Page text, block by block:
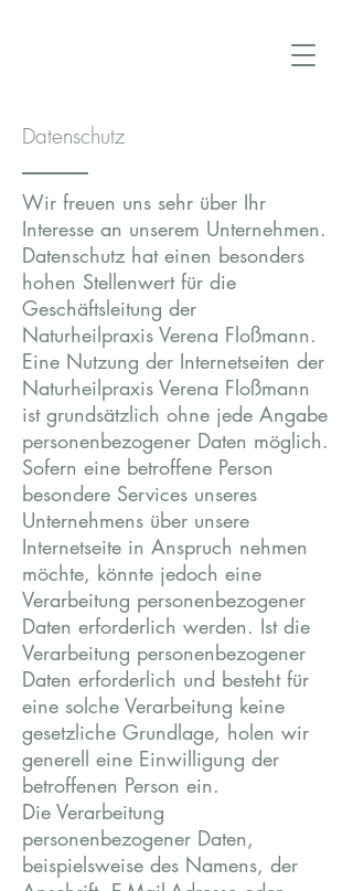
Datenschutz
Wir freuen uns sehr über Ihr
Interesse an unserem Unternehmen.
Datenschutz hat einen besonders
hohen Stellenwert für die
Geschäftsleitung der
Naturheilpraxis Verena Floßmann.
Eine Nutzung der Internetseiten der
Naturheilpraxis Verena Floßmann
ist grundsätzlich ohne jede Angabe
personenbezogener Daten möglich.
Sofern eine betroffene Person
besondere Services unseres
Unternehmens über unsere
Internetseite in Anspruch nehmen
möchte, könnte jedoch eine
Verarbeitung personenbezogener
Daten erforderlich werden. Ist die
Verarbeitung personenbezogener
Daten erforderlich und besteht für
eine solche Verarbeitung keine
gesetzliche Grundlage, holen wir
generell eine Einwilligung der
betroffenen Person ein.
Die Verarbeitung
personenbezogener Daten,
beispielsweise des Namens, der